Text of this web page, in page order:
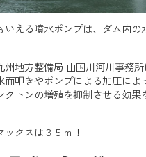
いえる噴水ポンプは、ダム内の
州地方整備局 山国川河川事務所
面叩きやポンプによる加圧によ
クトンの増殖を抑制させる効果
ックスは３５ｍ！